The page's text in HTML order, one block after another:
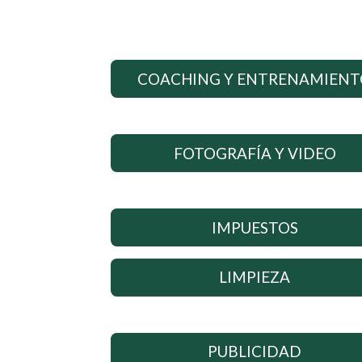
COACHING Y
FOTOGRAFÍA Y VIDEO
IMPUESTOS
LIMPIEZA
PUBLICIDAD